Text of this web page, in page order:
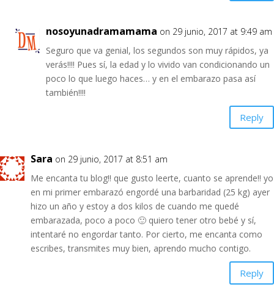
nosoyunadramamama on 29 junio, 2017 at 9:49 am
Seguro que va genial, los segundos son muy rápidos, ya
verás!!!! Pues sí, la edad y lo vivido van condicionando un
poco lo que luego haces… y en el embarazo pasa así
también!!!!
Reply
Sara on 29 junio, 2017 at 8:51 am
Me encanta tu blog!! que gusto leerte, cuanto se aprende!! yo
en mi primer embarazó engordé una barbaridad (25 kg) ayer
hizo un año y estoy a dos kilos de cuando me quedé
embarazada, poco a poco 🙂 quiero tener otro bebé y sí,
intentaré no engordar tanto. Por cierto, me encanta como
escribes, transmites muy bien, aprendo mucho contigo.
Reply